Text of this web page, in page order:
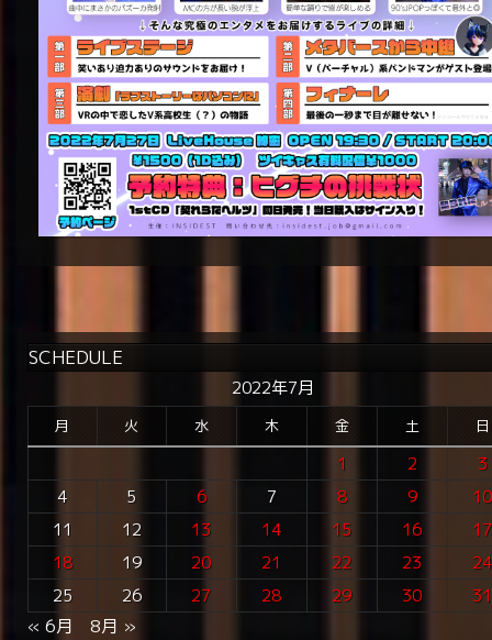
SCHEDULE
2022年7月
月 火 水 木 金 土 日
1 2
3
4
5 6 7 8 9
10
11
12 13 14 15 16
17
18
19 20 21 22 23
24
25
26 27 28 29 30 31
« 6月 8月 »